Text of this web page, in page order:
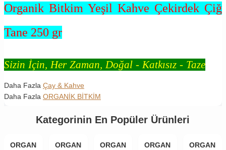
Organik Bitkim Yeşil Kahve Çekirdek Çiğ
Tane 250 gr
Sizin İçin, Her Zaman, Doğal - Katkısız - Taze
Daha Fazla Çay & Kahve
Daha Fazla ORGANİK BİTKİM
Kategorinin En Popüler Ürünleri
ORGANİK
ORGANİK
ORGANİK
ORGANİK
ORGANİK